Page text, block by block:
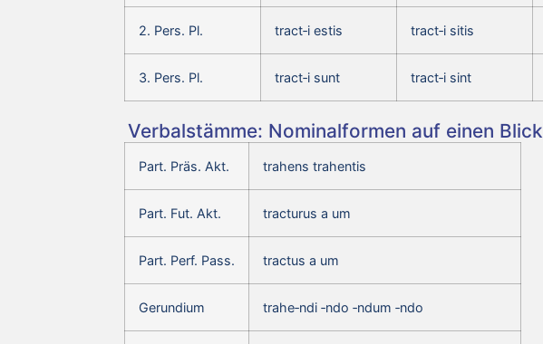
2. Pers. Pl. tract‑i estis tract‑i sitis
3. Pers. Pl. tract‑i sunt tract‑i sint
Verbalstämme: Nominalformen auf einen Blick
Part. Präs. Akt. trahens trahentis
Part. Fut. Akt. tracturus a um
Part. Perf. Pass. tractus a um
Gerundium trahe‑ndi ‑ndo ‑ndum ‑ndo